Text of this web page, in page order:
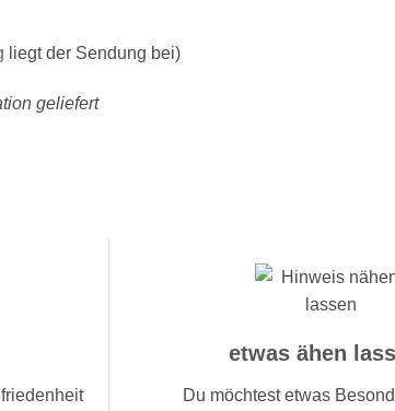
liegt der Sendung bei)
geliefert
etwas ähen
Du möchtest etwas